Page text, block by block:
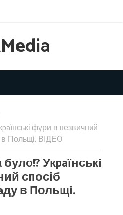
фyри в незвичний
в Польщі. ВІДЕО
Укpaїнські
спосіб
в Польщі.